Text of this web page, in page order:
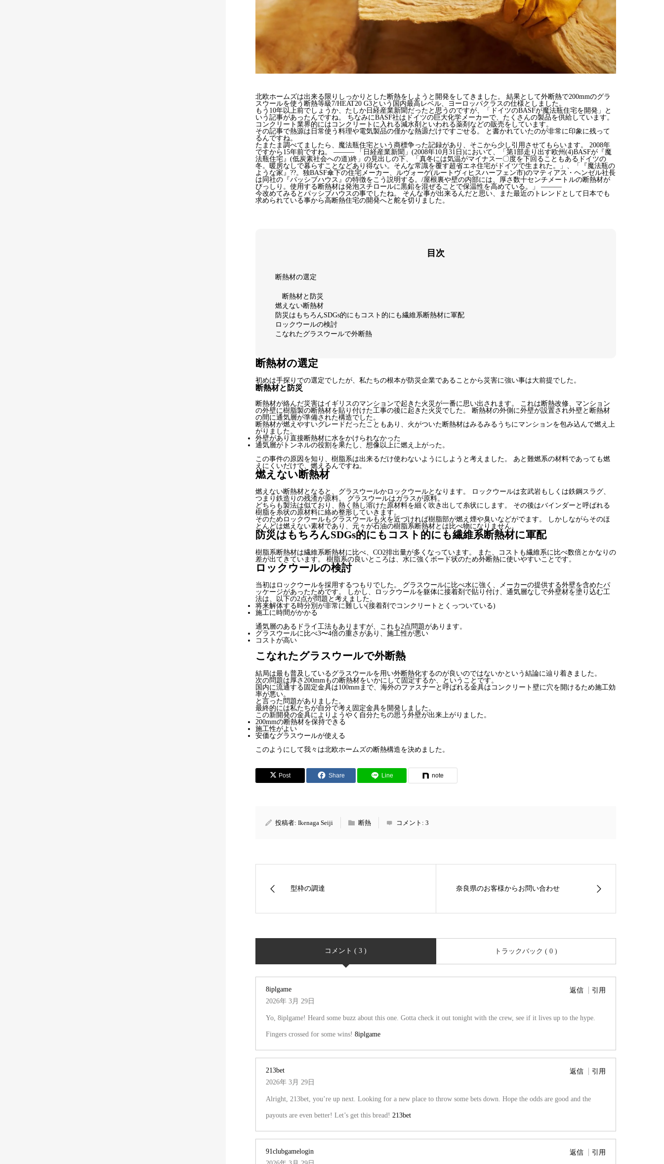
北欧ホームズは出来る限りしっかりとした断熱をしようと開発をしてきました。 結果として外断熱で200mmのグラ
スウールを使う断熱等級7/HEAT20 G3という国内最高レベル、ヨーロッパクラスの仕様としました。
もう10年以上前でしょうか、たしか日経産業新聞だったと思うのですが、「ドイツのBASFが魔法瓶住宅を開発」と
いう記事があったんですね。 ちなみにBASF社はドイツの巨大化学メーカーで、たくさんの製品を供給しています。
コンクリート業界的にはコンクリートに入れる減水剤といわれる薬剤などの販売をしています。
その記事で熱源は日常使う料理や電気製品の僅かな熱源だけですごせる。 と書かれていたのが非常に印象に残って
るんですね。
たまたま調べてましたら、魔法瓶住宅という商標争った記録があり、そこから少し引用させてもらいます。 2008年
ですから15年前ですね。 ——— 「日経産業新聞」(2008年10月31日)において、「第1部走り出す欧州(4)BASFが『魔
法瓶住宅』(低炭素社会への道)終」の見出しの下、「真冬には気温がマイナス一〇度を下回ることもあるドイツの
冬。暖房なしで暮らすことなどあり得ない。そんな常識を覆す超省エネ住宅がドイツで生まれた。」、「『魔法瓶の
ような家』??。独BASF傘下の住宅メーカー、ルヴォーゲ(ルートヴィヒスハーフェン市)のマティアス・ヘンゼル社長
は同社の『パッシブハウス』の特徴をこう説明する。/屋根裏や壁の内部には、厚さ数十センチメートルの断熱材が
びっしり。使用する断熱材は発泡スチロールに黒鉛を混ぜることで保温性を高めている。」 ———
今改めてみるとパッシブハウスの事でしたね。 そんな事が出来るんだと思い、また最近のトレンドとして日本でも
求められている事から高断熱住宅の開発へと舵を切りました。
目次
断熱材の選定
断熱材と防災
燃えない断熱材
防災はもちろんSDGs的にもコスト的にも繊維系断熱材に軍配
ロックウールの検討
こなれたグラスウールで外断熱
断熱材の選定
初めは手探りでの選定でしたが、私たちの根本が防災企業であることから災害に強い事は大前提でした。
断熱材と防災
断熱材が絡んだ災害はイギリスのマンションで起きた火災が一番に思い出されます。 これは断熱改修、マンション
の外壁に樹脂製の断熱材を貼り付けた工事の後に起きた火災でした。 断熱材の外側に外壁が設置され外壁と断熱材
の間に通気層が準備された構造でした。
断熱材が燃えやすいグレードだったこともあり、火がついた断熱材はみるみるうちにマンションを包み込んで燃え上
がりました。
外壁があり直接断熱材に水をかけられなかった
通気層がトンネルの役割を果たし、想像以上に燃え上がった。
この事件の原因を知り、樹脂系は出来るだけ使わないようにしようと考えました。 あと難燃系の材料であっても燃
えにくいだけで、燃えるんですね。
燃えない断熱材
燃えない断熱材となると、グラスウールかロックウールとなります。 ロックウールは玄武岩もしくは鉄鋼スラグ、
つまり鉄造りの残渣が原料。 グラスウールはガラスが原料。
どちらも製法は似ており、熱く熱し溶けた原材料を細く吹き出して糸状にします。 その後はバインダーと呼ばれる
樹脂を糸状の原材料に絡め整形していきます。
そのためロックウールもグラスウールも火を近づければ樹脂部が燃え煙や臭いなどがでます。 しかしながらそのほ
とんどは燃えない素材であり、元々が石油の樹脂系断熱材とは比べ物になりません。
防災はもちろんSDGs的にもコスト的にも繊維系断熱材に軍配
樹脂系断熱材は繊維系断熱材に比べ、CO2排出量が多くなっています。 また、コストも繊維系に比べ数倍とかなりの
差が出てきています。 樹脂系の良いところは、水に強くボード状のため外断熱に使いやすいことです。
ロックウールの検討
当初はロックウールを採用するつもりでした。 グラスウールに比べ水に強く、メーカーの提供する外壁を含めたパ
ッケージがあったためです。 しかし、ロックウールを躯体に接着剤で貼り付け、通気層なしで外壁材を塗り込む工
法は、以下の2点が問題と考えました。
将来解体する時分別が非常に難しい(接着剤でコンクリートとくっついている)
施工に時間がかかる
通気層のあるドライ工法もありますが、これも2点問題があります。
グラスウールに比べ3〜4倍の重さがあり、施工性が悪い
コストが高い
こなれたグラスウールで外断熱
結局は最も普及しているグラスウールを用い外断熱化するのが良いのではないかという結論に辿り着きました。
次の問題は厚さ200mmもの断熱材をいかにして固定するか、ということです。
国内に流通する固定金具は100mmまで、海外のファスナーと呼ばれる金具はコンクリート壁に穴を開けるため施工効
率が悪い。
と言った問題がありました。
最終的には私たちが自分で考え固定金具を開発しました。
この新開発の金具によりようやく自分たちの思う外壁が出来上がりました。
200mmの断熱材を保持できる
施工性がよい
安価なグラスウールが使える
このようにして我々は北欧ホームズの断熱構造を決めました。
Post Share Line note
投稿者: Ikenaga Seiji 断熱 コメント: 3
型枠の調達 奈良県のお客様からお問い合わせ
コメント ( 3 ) トラックバック ( 0 )
8iplgame
2026年 3月 29日
返信 引用
Yo, 8iplgame! Heard some buzz about this one. Gotta check it out tonight with the crew, see if it lives up to the hype.
Fingers crossed for some wins! 8iplgame
213bet
2026年 3月 29日
返信 引用
Alright, 213bet, you’re up next. Looking for a new place to throw some bets down. Hope the odds are good and the
payouts are even better! Let’s get this bread! 213bet
91clubgamelogin
返信 引用